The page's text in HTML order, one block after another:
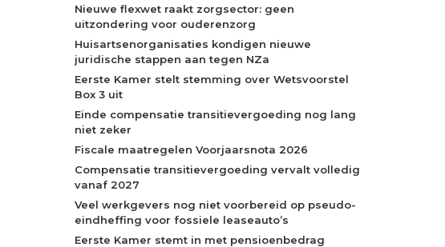
Nieuwe flexwet raakt zorgsector: geen
uitzondering voor ouderenzorg
Huisartsenorganisaties kondigen nieuwe
juridische stappen aan tegen NZa
Eerste Kamer stelt stemming over Wetsvoorstel
Box 3 uit
Einde compensatie transitievergoeding nog lang
niet zeker
Fiscale maatregelen Voorjaarsnota 2026
Compensatie transitievergoeding vervalt volledig
vanaf 2027
Veel werkgevers nog niet voorbereid op pseudo-
eindheffing voor fossiele leaseauto’s
Eerste Kamer stemt in met pensioenbedrag